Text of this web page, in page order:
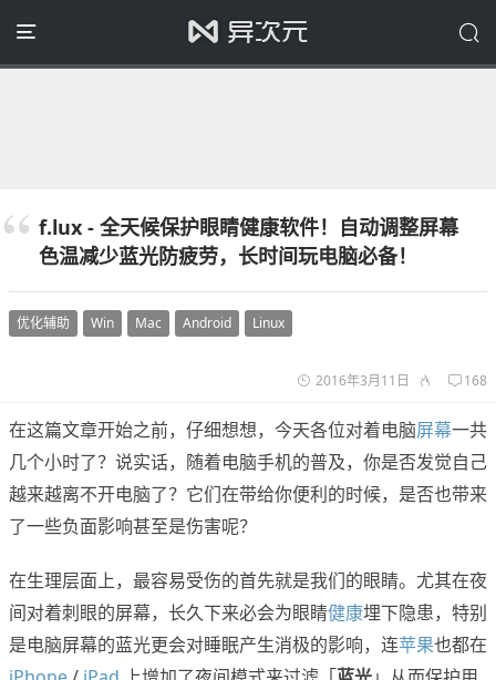
f.lux - 全天候保护眼睛健康软件！自动调整屏幕
色温减少蓝光防疲劳，长时间玩电脑必备！
优化辅助 Win Mac Android Linux
2016年3月11日 168
在这篇文章开始之前，仔细想想，今天各位对着电脑屏幕一共
几个小时了？说实话，随着电脑手机的普及，你是否发觉自己
越来越离不开电脑了？它们在带给你便利的时候，是否也带来
了一些负面影响甚至是伤害呢？
在生理层面上，最容易受伤的首先就是我们的眼睛。尤其在夜
间对着刺眼的屏幕，长久下来必会为眼睛健康埋下隐患，特别
是电脑屏幕的蓝光更会对睡眠产生消极的影响，连苹果也都在